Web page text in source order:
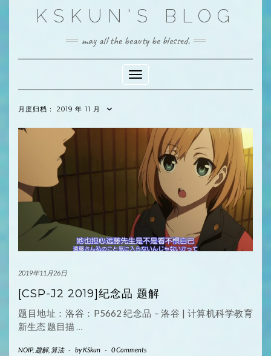
KSKUN'S BLOG
may all the beauty be blessed.
Toggle Navigation
月度归档： 2019 年 11 月
2019年11月26日
[CSP-J2 2019]纪念品 题解
题目地址：洛谷：P5662 纪念品 – 洛谷 | 计算机科学教育
新生态 题目描 …
NOIP, 题解, 算法 - byKSkun - 0 Comments